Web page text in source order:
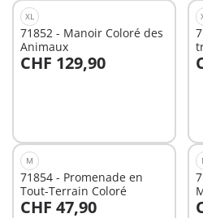
XL
71852 - Manoir Coloré des
Animaux
CHF 129,90
Au panier
M
71854 - Promenade en
Tout-Terrain Coloré
CHF 47,90
Au panier